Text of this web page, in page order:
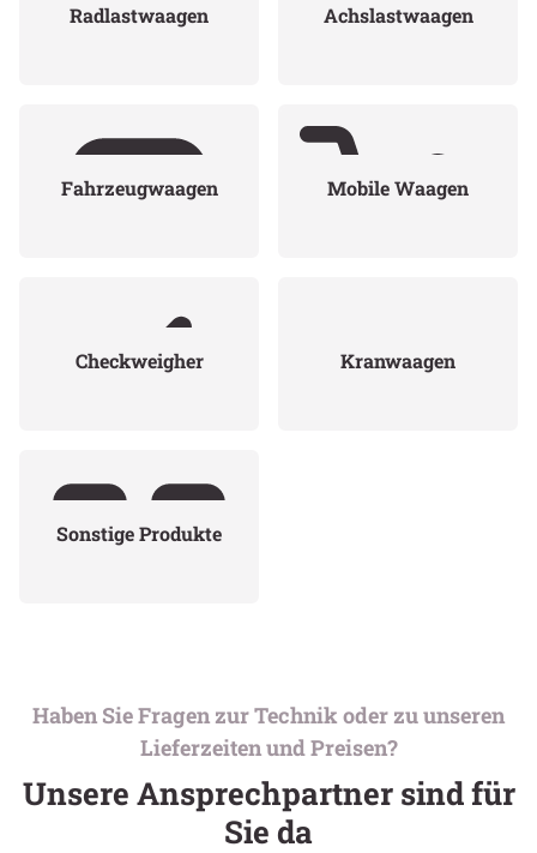
Radlastwaagen Achslastwaagen
Fahrzeugwaagen Mobile Waagen
Checkweigher Kranwaagen
Sonstige Produkte
Haben Sie Fragen zur Technik oder zu unseren
Lieferzeiten und Preisen?
Unsere Ansprechpartner sind für
Sie da